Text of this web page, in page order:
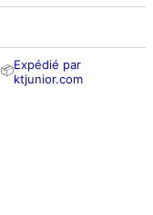
📦Expédié par
ktjunior.com